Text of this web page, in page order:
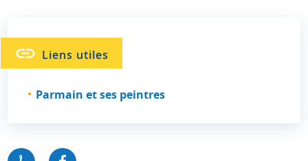
Liens utiles
Parmain et ses peintres